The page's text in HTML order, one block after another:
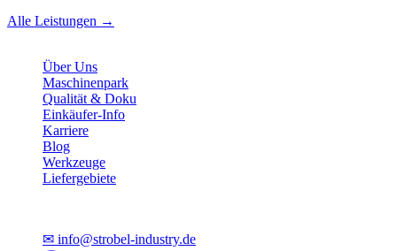
Alle Leistungen →
Über Uns
Maschinenpark
Qualität & Doku
Einkäufer-Info
Karriere
Blog
Werkzeuge
Liefergebiete
✉ info@strobel-industry.de